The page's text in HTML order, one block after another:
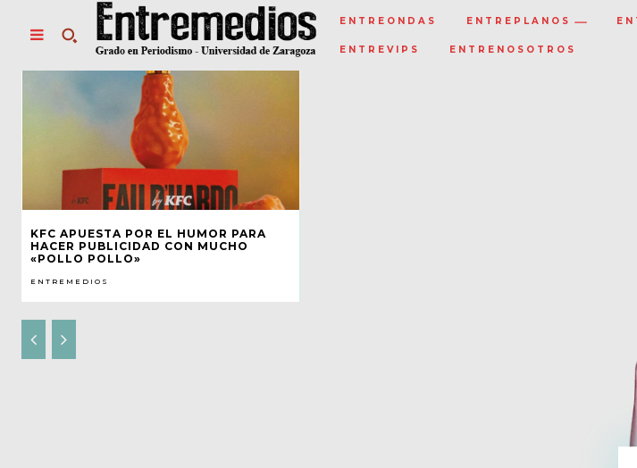
ENTREONDAS ENTREPLANOS
ENTREVIPS ENTRENOSOTROS
KFC APUESTA POR EL HUMOR PARA
HACER PUBLICIDAD CON MUCHO
«POLLO POLLO»
ENTREMEDIOS